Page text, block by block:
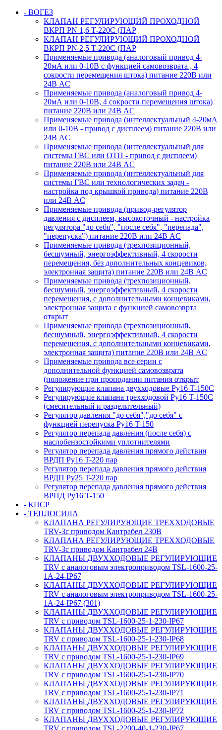
- ВОГЕЗ
КЛАПАН РЕГУЛИРУЮЩИЙ ПРОХОДНОЙ
ВКРП PN 1,6 T-220C (ПАР
КЛАПАН РЕГУЛИРУЮЩИЙ ПРОХОДНОЙ
ВКРП PN 2,5 T-220C (ПАР
Применяемые привода (аналоговый привод 4-
20мА или 0-10В с функцией самовозврата , 4
сокрости перемещения штока) питание 220В или
24В AC
Применяемые привода (аналоговый привод 4-
20мА или 0-10В, 4 сокрости перемещения штока)
питание 220В или 24В AC
Применяемые привода (интеллектуальный 4-20мА
или 0-10В - привод с дисплеем) питание 220В или
24В AC
Применяемые привода (интеллектуальный для
системы ГВС или ОТП - привод с дисплеем)
питание 220В или 24В AC
Применяемые привода (интеллектуальный для
системы ГВС или технологических задач -
настройка под крышкой привода) питание 220В
или 24В AC
Применяемые привода (привод-регулятор
давления с дисплеем, высокоточный - настройка
регулятора "до себя", "после себя", "перепада",
"перепуска") питание 220В или 24В AC
Применяемые привода (трехпозиционный,
бесшумный, энергоэффективный, 4 скорости
перемещения, без дополнительных концевиков,
электронная защита) питание 220В или 24В AC
Применяемые привода (трехпозиционный,
бесшумный, энергоэффективный, 4 скорости
перемещения, с дополнительными концевиками,
электронная защита с функцией самовозврта
открыт
Применяемые привода (трехпозиционный,
бесшумный, энергоэффективный, 4 скорости
перемещения, с дополнительными концевиками,
электронная защита) питание 220В или 24В AC
Применяемые привода все серии с
дополнительной функцией самовозврата
(положение при проподании питания открыт
Регулирующие клапана двухходовые Ру16 T-150С
Регулирующие клапана трехходовой Ру16 T-150С
(смесительный и разделительный)
Регулятор давления "до себя","до себя" с
функцией перепуска Ру16 T-150
Регулятор перепада давления (после себя) c
маслобензостойкими уплотнителями
Регулятор перепада давления прямого действия
ВРДП Ру16 T-220 пар
Регулятор перепада давления прямого действия
ВРДП Ру25 T-220 пар
Регулятор перепада давления прямого действия
ВРПД Ру16 T-150
- КПСР
- ТЕПЛОСИЛА
КЛАПАНА РЕГУЛИРУЮЩИЕ ТРЕХХОДОВЫЕ
TRV-3с приводом Кантрабел 230B
КЛАПАНА РЕГУЛИРУЮЩИЕ ТРЕХХОДОВЫЕ
TRV-3с приводом Кантрабел 24B
КЛАПАНЫ ДВУХХОДОВЫЕ РЕГУЛИРУЮЩИЕ
TRV с аналоговым электроприводом TSL-1600-25-
1А-24-IP67
КЛАПАНЫ ДВУХХОДОВЫЕ РЕГУЛИРУЮЩИЕ
TRV с аналоговым электроприводом TSL-1600-25-
1А-24-IP67 (301)
КЛАПАНЫ ДВУХХОДОВЫЕ РЕГУЛИРУЮЩИЕ
TRV с приводом TSL-1600-25-1-230-IP67
КЛАПАНЫ ДВУХХОДОВЫЕ РЕГУЛИРУЮЩИЕ
TRV с приводом TSL-1600-25-1-230-IP68
КЛАПАНЫ ДВУХХОДОВЫЕ РЕГУЛИРУЮЩИЕ
TRV с приводом TSL-1600-25-1-230-IP69
КЛАПАНЫ ДВУХХОДОВЫЕ РЕГУЛИРУЮЩИЕ
TRV с приводом TSL-1600-25-1-230-IP70
КЛАПАНЫ ДВУХХОДОВЫЕ РЕГУЛИРУЮЩИЕ
TRV с приводом TSL-1600-25-1-230-IP71
КЛАПАНЫ ДВУХХОДОВЫЕ РЕГУЛИРУЮЩИЕ
TRV с приводом TSL-1600-25-1-230-IP72
КЛАПАНЫ ДВУХХОДОВЫЕ РЕГУЛИРУЮЩИЕ
TRV с приводом TSL-2200-40-1-230-IP67